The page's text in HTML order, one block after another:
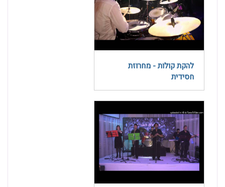
להקת קולות - מחרוזת
חסידית